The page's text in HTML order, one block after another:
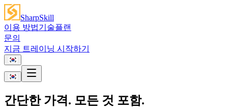
SharpSkill
이용 방법기술플랜
문의
지금 트레이닝 시작하기
간단한 가격. 모든 것 포함.